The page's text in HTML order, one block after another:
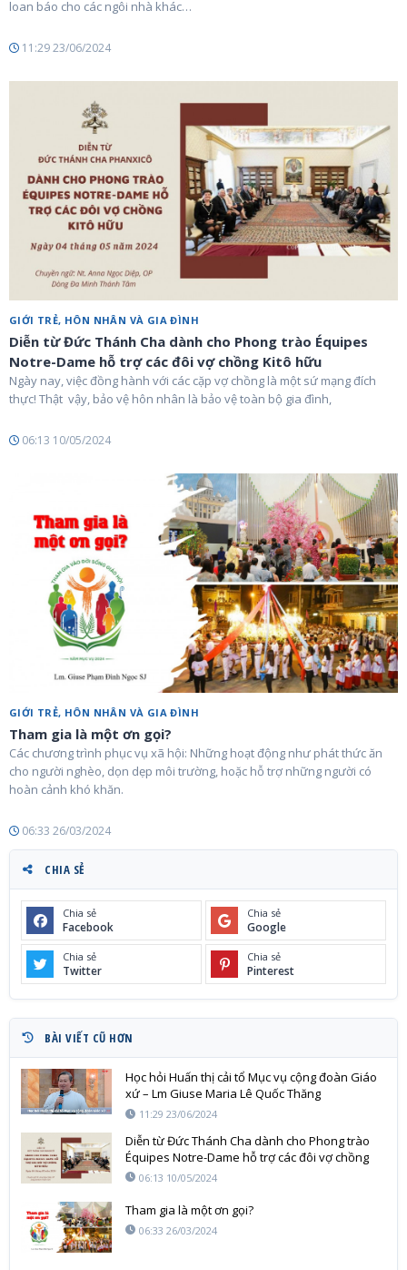
loan báo cho các ngôi nhà khác…
11:29 23/06/2024
GIỚI TRẺ, HÔN NHÂN VÀ GIA ĐÌNH
Diễn từ Đức Thánh Cha dành cho Phong trào Équipes
Notre-Dame hỗ trợ các đôi vợ chồng Kitô hữu
Ngày nay, việc đồng hành với các cặp vợ chồng là một sứ mạng đích
thực! Thật vậy, bảo vệ hôn nhân là bảo vệ toàn bộ gia đình,
06:13 10/05/2024
GIỚI TRẺ, HÔN NHÂN VÀ GIA ĐÌNH
Tham gia là một ơn gọi?
Các chương trình phục vụ xã hội: Những hoạt động như phát thức ăn
cho người nghèo, dọn dẹp môi trường, hoặc hỗ trợ những người có
hoàn cảnh khó khăn.
06:33 26/03/2024
CHIA SẺ
Chia sẻ
Facebook
Chia sẻ
Google
Chia sẻ
Twitter
Chia sẻ
Pinterest
BÀI VIẾT CŨ HƠN
Học hỏi Huấn thị cải tổ Mục vụ cộng đoàn Giáo
xứ – Lm Giuse Maria Lê Quốc Thăng
11:29 23/06/2024
Diễn từ Đức Thánh Cha dành cho Phong trào
Équipes Notre-Dame hỗ trợ các đôi vợ chồng
Kitô hữu
06:13 10/05/2024
Tham gia là một ơn gọi?
06:33 26/03/2024